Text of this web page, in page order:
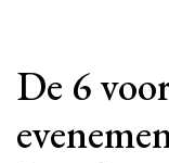
De 6